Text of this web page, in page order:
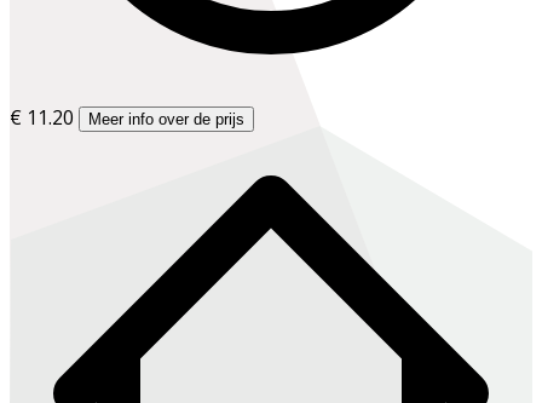
€ 11.20 Meer info over de prijs